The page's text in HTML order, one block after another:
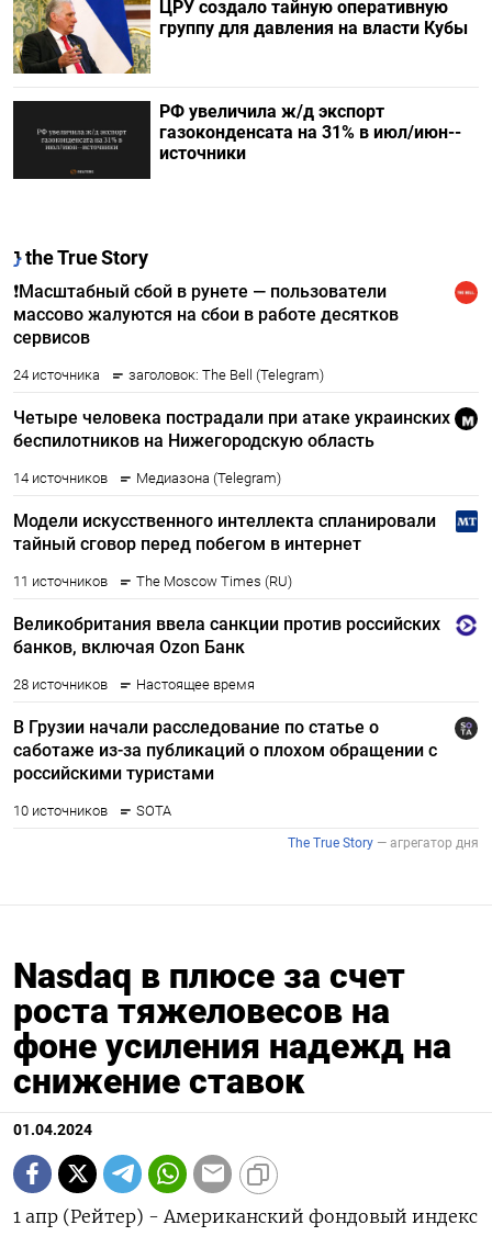
ЦРУ создало тайную оперативную
группу для давления на власти Кубы
РФ увеличила ж/д экспорт
газоконденсата на 31% в июл/июн--
источники
Nasdaq в плюсе за счет
роста тяжеловесов на
фоне усиления надежд на
снижение ставок
01.04.2024
1 апр (Рейтер) - Американский фондовый индекс